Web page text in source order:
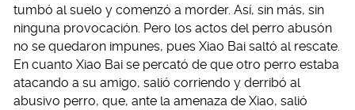
tumbó al suelo y comenzó a morder. Así, sin más, sin
ninguna provocación. Pero los actos del perro abusón
no se quedaron impunes, pues Xiao Bai saltó al rescate.
En cuanto Xiao Bai se percató de que otro perro estaba
atacando a su amigo, salió corriendo y derribó al
abusivo perro, que, ante la amenaza de Xiao, salió